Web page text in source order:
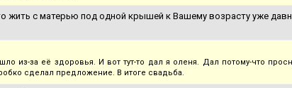
жить с матерью под одной крышей к Вашему возрасту уже
из-за её здоровья. И вот тут-то дал я оленя. Дал потому-что
сделал предложение. В итоге свадьба.